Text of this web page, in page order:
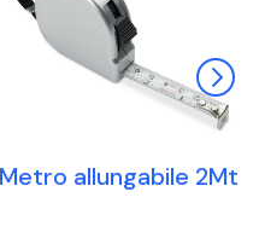
Metro allungabile 2Mt